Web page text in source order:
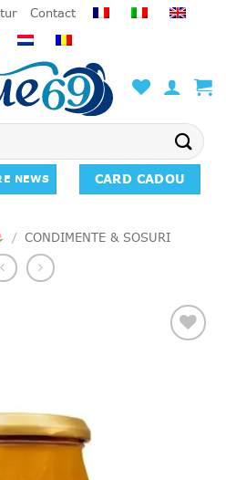
Contact
NEWS CARD CADOU
/ CONDIMENTE & SOSURI